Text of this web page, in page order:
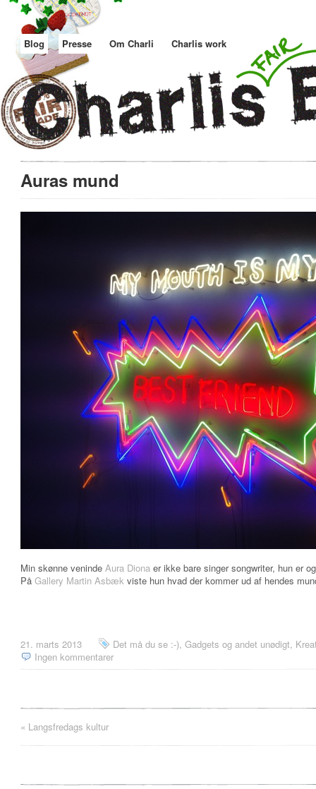
Blog Presse Om Charli Charlis work
Auras mund
Min skønne veninde Aura Diona er ikke bare singer songwriter, hun er
På Gallery Martin Asbæk viste hun hvad der kommer ud af hendes
21. marts 2013 Det må du se :-), Gadgets og andet unødigt,
Ingen kommentarer
« Langsfredags kultur